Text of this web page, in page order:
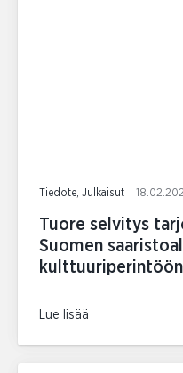
Tiedote, Julkaisut
Tuore selvitys
Suomen
kulttuuriperintöön
Lue lisää